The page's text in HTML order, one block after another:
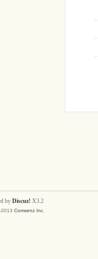
by Discuz! X3.2
Comsenz Inc.